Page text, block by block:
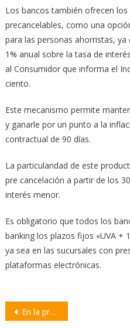
Los bancos también ofrecen los
precancelables, como una
para las personas ahorristas,
1% anual sobre la tasa de
al Consumidor que informa el
ciento.
Este mecanismo permite
y ganarle por un punto a la
contractual de 90 días.
La particularidad de este
pre cancelación a partir de los
interés menor.
Es obligatorio que todos los
banking los plazos fijos «UVA +
ya sea en las sucursales con
plataformas electrónicas.
Navegación
En la provincia de Santa Fe ganó Milei y Bullrich superó a Larreta